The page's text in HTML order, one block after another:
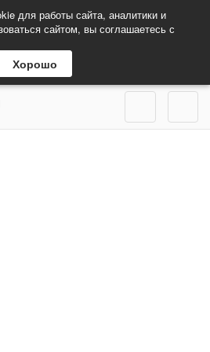
для работы сайта, аналитики и
сайтом, вы соглашаетесь с
Хорошо